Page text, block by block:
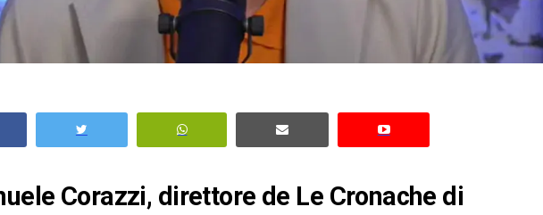
Corazzi, direttore de Le Cronache di